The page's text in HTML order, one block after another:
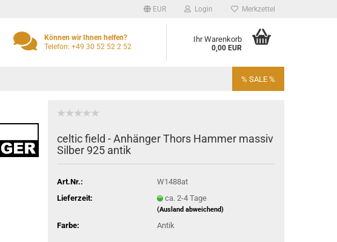
EUR Login Merkzettel
Können wir Ihnen helfen?
Telefon: +49 30 52 52 2 52
Ihr Warenkorb
0,00 EUR
% SALE %
celtic field - Anhänger Thors Hammer massiv
Silber 925 antik
Art.Nr.:
W1488at
Lieferzeit:
ca. 2-4 Tage
(Ausland abweichend)
Farbe: Antik